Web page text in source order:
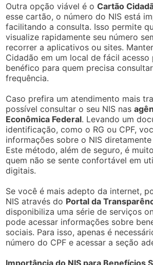
Outra opção viável é oCartão
esse cartão, o número do NIS está
facilitando a consulta. Isso permite
visualize rapidamente seu número
recorrer a aplicativos ou sites.
Cidadão em um local de fácil acesso
benéfico para quem precisa
frequência.
Caso prefira um atendimento mais
possível consultar o seu NIS nas
Econômica Federal. Levando um
identificação, como o RG ou CPF,
informações sobre o NIS
Este método, além de seguro, é
quem não se sente confortável em
digitais.
Se você é mais adepto da internet,
NIS através do Portal da
disponibiliza uma série de serviços
pode acessar informações sobre
sociais. Para isso, apenas é
número do CPF e acessar a seção
Importância do NIS para Benefícios